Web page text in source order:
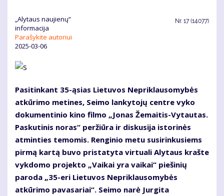
„Alytaus naujienų“
informacija
Parašykite autoriui
2025-03-06
Nr. 17 (14077)
Pasitinkant 35-ąsias Lietuvos Nepriklausomybės
atkūrimo metines, Seimo lankytojų centre vyko
dokumentinio kino filmo „Jonas Žemaitis-Vytautas.
Paskutinis noras“ peržiūra ir diskusija istorinės
atminties temomis. Renginio metu susirinkusiems
pirmą kartą buvo pristatyta virtuali Alytaus krašte
vykdomo projekto „Vaikai yra vaikai“ piešinių
paroda „35-eri Lietuvos Nepriklausomybės
atkūrimo pavasariai“. Seimo narė Jurgita